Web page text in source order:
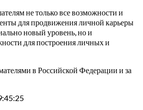
не только все возможности и
для продвижения личной карьеры
новый уровень, но и
для построения личных и
в Российской Федерации и за